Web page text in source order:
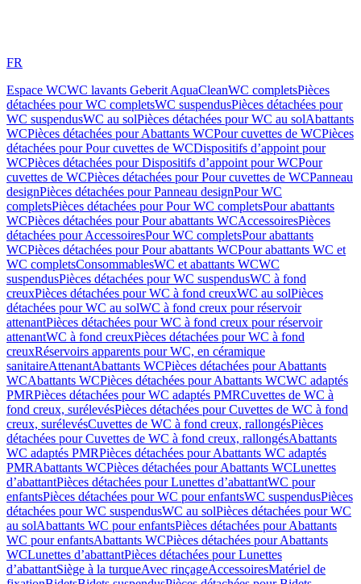
FR
Espace WCWC lavants Geberit AquaCleanWC completsPièces
détachées pour WC completsWC suspendusPièces détachées pour
WC suspendusWC au solPièces détachées pour WC au solAbattants
WCPièces détachées pour Abattants WCPour cuvettes de WCPièces
détachées pour Pour cuvettes de WCDispositifs d’appoint pour
WCPièces détachées pour Dispositifs d’appoint pour WCPour
cuvettes de WCPièces détachées pour Pour cuvettes de WCPanneau
designPièces détachées pour Panneau designPour WC
completsPièces détachées pour Pour WC completsPour abattants
WCPièces détachées pour Pour abattants WCAccessoiresPièces
détachées pour AccessoiresPour WC completsPour abattants
WCPièces détachées pour Pour abattants WCPour abattants WC et
WC completsConsommablesWC et abattants WCWC
suspendusPièces détachées pour WC suspendusWC à fond
creuxPièces détachées pour WC à fond creuxWC au solPièces
détachées pour WC au solWC à fond creux pour réservoir
attenantPièces détachées pour WC à fond creux pour réservoir
attenantWC à fond creuxPièces détachées pour WC à fond
creuxRéservoirs apparents pour WC, en céramique
sanitaireAttenantAbattants WCPièces détachées pour Abattants
WCAbattants WCPièces détachées pour Abattants WCWC adaptés
PMRPièces détachées pour WC adaptés PMRCuvettes de WC à
fond creux, surélevésPièces détachées pour Cuvettes de WC à fond
creux, surélevésCuvettes de WC à fond creux, rallongésPièces
détachées pour Cuvettes de WC à fond creux, rallongésAbattants
WC adaptés PMRPièces détachées pour Abattants WC adaptés
PMRAbattants WCPièces détachées pour Abattants WCLunettes
d’abattantPièces détachées pour Lunettes d’abattantWC pour
enfantsPièces détachées pour WC pour enfantsWC suspendusPièces
détachées pour WC suspendusWC au solPièces détachées pour WC
au solAbattants WC pour enfantsPièces détachées pour Abattants
WC pour enfantsAbattants WCPièces détachées pour Abattants
WCLunettes d’abattantPièces détachées pour Lunettes
d’abattantSiège à la turqueAvec rinçageAccessoiresMatériel de